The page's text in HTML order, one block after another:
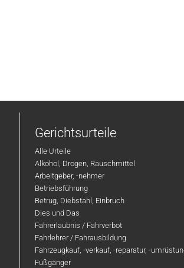
Gerichtsurteile
Alle Urteile
Alkohol, Drogen, Rauschmittel
Arbeitgeber, -nehmer
Betriebsführung
Betrug, Diebstahl, Einbruch
Dies und Das
Fahrerlaubnis / Fahrverbot
Fahrlehrer / Fahrausbildung
Fahrzeugkauf, -verkauf, -reparatur, -
Fußgänger